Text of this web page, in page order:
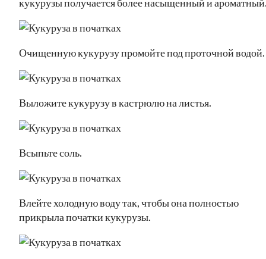
Очищенную кукурузу промойте под проточной водой.
Выложите кукурузу в кастрюлю на листья.
Всыпьте соль.
Влейте холодную воду так, чтобы она полностью
прикрыла початки кукурузы.